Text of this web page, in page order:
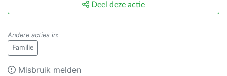
Deel deze actie
Andere acties in:
Familie
Misbruik melden